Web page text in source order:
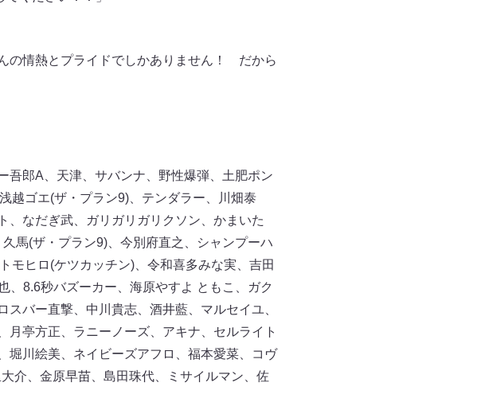
の情熱とプライドでしかありません！ だから
吾郎A、天津、サバンナ、野性爆弾、土肥ポン
越ゴエ(ザ・プラン9)、テンダラー、川畑泰
、なだぎ武、ガリガリガリクソン、かまいた
馬(ザ・プラン9)、今別府直之、シャンプーハ
モヒロ(ケツカッチン)、令和喜多みな実、吉田
、8.6秒バズーカー、海原やすよ ともこ、ガク
バー直撃、中川貴志、酒井藍、マルセイユ、
亭方正、ラニーノーズ、アキナ、セルライト
堀川絵美、ネイビーズアフロ、福本愛菜、コヴ
介、金原早苗、島田珠代、ミサイルマン、佐